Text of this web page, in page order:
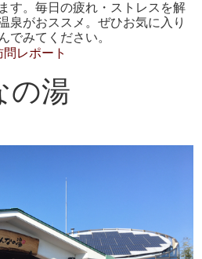
す。毎日の疲れ・ストレスを解
泉がおススメ。ぜひお気に入り
でみてください。
レポート
の湯